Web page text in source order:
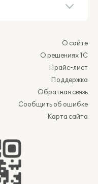
О сайте
О решениях 1С
Прайс-лист
Поддержка
Обратная связь
Сообщить об ошибке
Карта сайта